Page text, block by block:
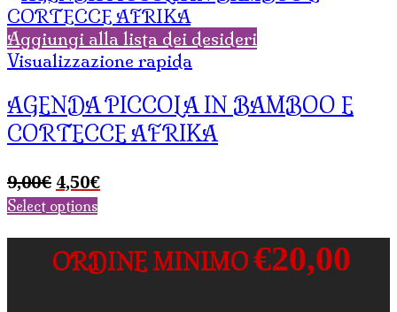
Aggiungi alla lista dei desideri
Visualizzazione rapida
AGENDA PICCOLA IN BAMBOO E
CORTECCE AFRIKA
9,00€ Il
prezzo
era:
9,00€.
4,50€Il
è:
4,50€.
Select options
ORDINE MINIMO€20,00